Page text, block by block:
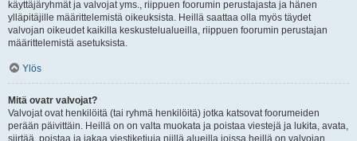
käyttäjäryhmät ja valvojat yms., riippuen foorumin perustajasta ja hänen
ylläpitäjille määrittelemistä oikeuksista. Heillä saattaa olla myös täydet
valvojan oikeudet kaikilla keskustelualueilla, riippuen foorumin perustajan
määrittelemistä asetuksista.
Ylös
Mitä ovatr valvojat?
Valvojat ovat henkilöitä (tai ryhmä henkilöitä) jotka katsovat foorumeiden
perään päivittäin. Heillä on on valta muokata ja poistaa viestejä ja lukita, avata,
siirtää, poistaa ja jakaa viestiketjuja niillä alueilla joissa heillä on valvojan